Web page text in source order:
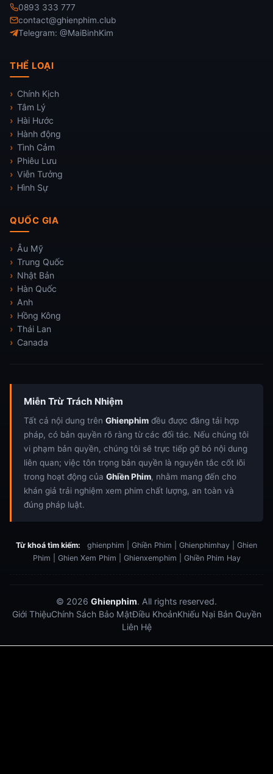
0893 333 777
contact@ghienphim.club
Telegram: @MaiBinhKim
THỂ LOẠI
Chính Kịch
Tâm Lý
Hài Hước
Hành động
Tình Cảm
Phiêu Lưu
Viễn Tưởng
Hình Sự
QUỐC GIA
Âu Mỹ
Trung Quốc
Nhật Bản
Hàn Quốc
Anh
Hồng Kông
Thái Lan
Canada
Miễn Trừ Trách Nhiệm
Tất cả nội dung trên Ghienphim đều được đăng tải hợp
pháp, có bản quyền rõ ràng từ các đối tác. Nếu chúng tôi
vi phạm bản quyền, chúng tôi sẽ trực tiếp gỡ bỏ nội dung
liên quan; việc tôn trọng bản quyền là nguyên tắc cốt lõi
trong hoạt động của Ghiền Phim, nhằm mang đến cho
khán giả trải nghiệm xem phim chất lượng, an toàn và
đúng pháp luật.
Từ khoá tìm kiếm:
ghienphim | Ghiền Phim | Ghienphimhay | Ghien
Phim | Ghien Xem Phim | Ghienxemphim | Ghiền Phim Hay
© 2026 Ghienphim. All rights reserved.
Giới ThiệuChính Sách Bảo MậtĐiều KhoảnKhiếu Nại Bản Quyền
Liên Hệ